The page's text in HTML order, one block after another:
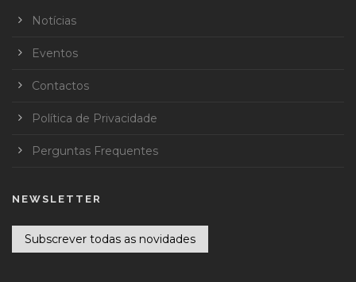
Notícias
Eventos
Contactos
Política de Privacidade
Perguntas Frequentes
NEWSLETTER
Subscrever todas as novidades